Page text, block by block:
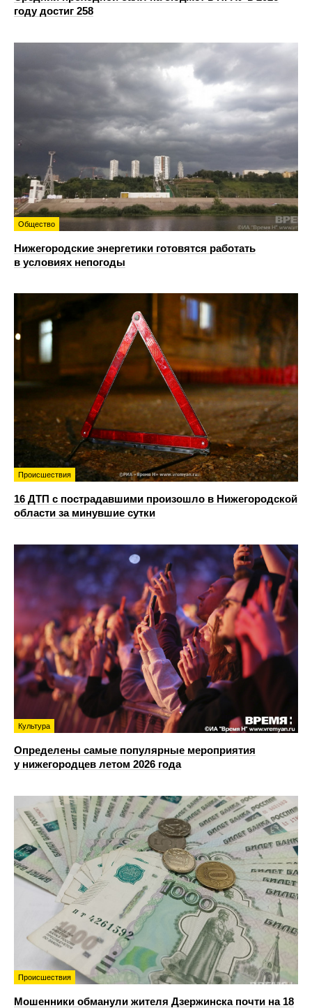
году достиг 258
Общество
Нижегородские энергетики готовятся работать
в условиях непогоды
Происшествия
16 ДТП с пострадавшими произошло в Нижегородской
области за минувшие сутки
Культура
Определены самые популярные мероприятия
у нижегородцев летом 2026 года
Происшествия
Мошенники обманули жителя Дзержинска почти на 18